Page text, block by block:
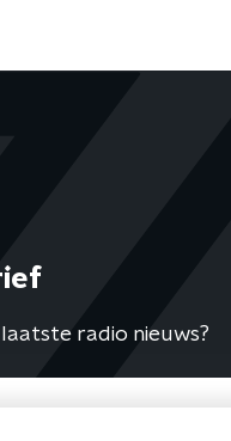
radio nieuws?